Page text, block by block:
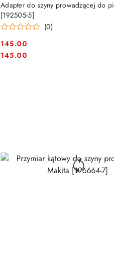
Adapter do szyny prowadzącej do
[192505-5]
(0)
Cena:
145.00
Cena:
145.00